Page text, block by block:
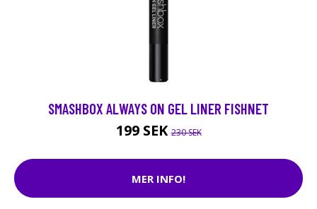
SMASHBOX ALWAYS ON GEL LINER FISHNET
199 SEK230 SEK
MER INFO!